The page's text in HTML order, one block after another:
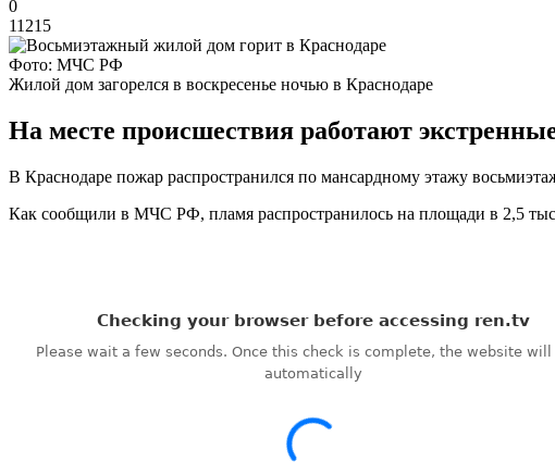
0
11215
Фото: МЧС РФ
Жилой дом загорелся в воскресенье ночью в Краснодаре
На месте происшествия работают
В Краснодаре пожар распространился по мансардному этажу
Как сообщили в МЧС РФ, пламя распространилось на площади в 2,5